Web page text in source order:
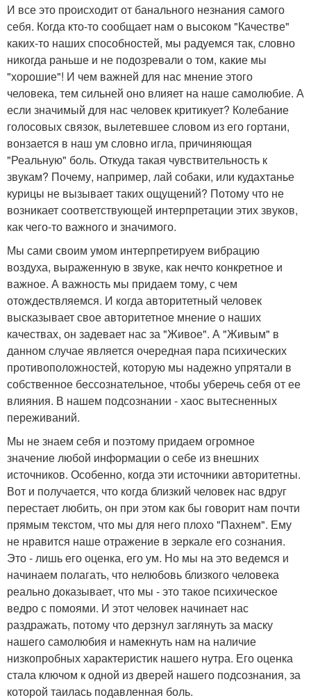
И все это происходит от банального незнания самого
себя. Когда кто-то сообщает нам о высоком "Качестве"
каких-то наших способностей, мы радуемся так, словно
никогда раньше и не подозревали о том, какие мы
"хорошие"! И чем важней для нас мнение этого
человека, тем сильней оно влияет на наше самолюбие. А
если значимый для нас человек критикует? Колебание
голосовых связок, вылетевшее словом из его гортани,
вонзается в наш ум словно игла, причиняющая
"Реальную" боль. Откуда такая чувствительность к
звукам? Почему, например, лай собаки, или кудахтанье
курицы не вызывает таких ощущений? Потому что не
возникает соответствующей интерпретации этих звуков,
как чего-то важного и значимого.
Мы сами своим умом интерпретируем вибрацию
воздуха, выраженную в звуке, как нечто конкретное и
важное. А важность мы придаем тому, с чем
отождествляемся. И когда авторитетный человек
высказывает свое авторитетное мнение о наших
качествах, он задевает нас за "Живое". А "Живым" в
данном случае является очередная пара психических
противоположностей, которую мы надежно упрятали в
собственное бессознательное, чтобы уберечь себя от ее
влияния. В нашем подсознании - хаос вытесненных
переживаний.
Мы не знаем себя и поэтому придаем огромное
значение любой информации о себе из внешних
источников. Особенно, когда эти источники авторитетны.
Вот и получается, что когда близкий человек нас вдруг
перестает любить, он при этом как бы говорит нам почти
прямым текстом, что мы для него плохо "Пахнем". Ему
не нравится наше отражение в зеркале его сознания.
Это - лишь его оценка, его ум. Но мы на это ведемся и
начинаем полагать, что нелюбовь близкого человека
реально доказывает, что мы - это такое психическое
ведро с помоями. И этот человек начинает нас
раздражать, потому что дерзнул заглянуть за маску
нашего самолюбия и намекнуть нам на наличие
низкопробных характеристик нашего нутра. Его оценка
стала ключом к одной из дверей нашего подсознания, за
которой таилась подавленная боль.